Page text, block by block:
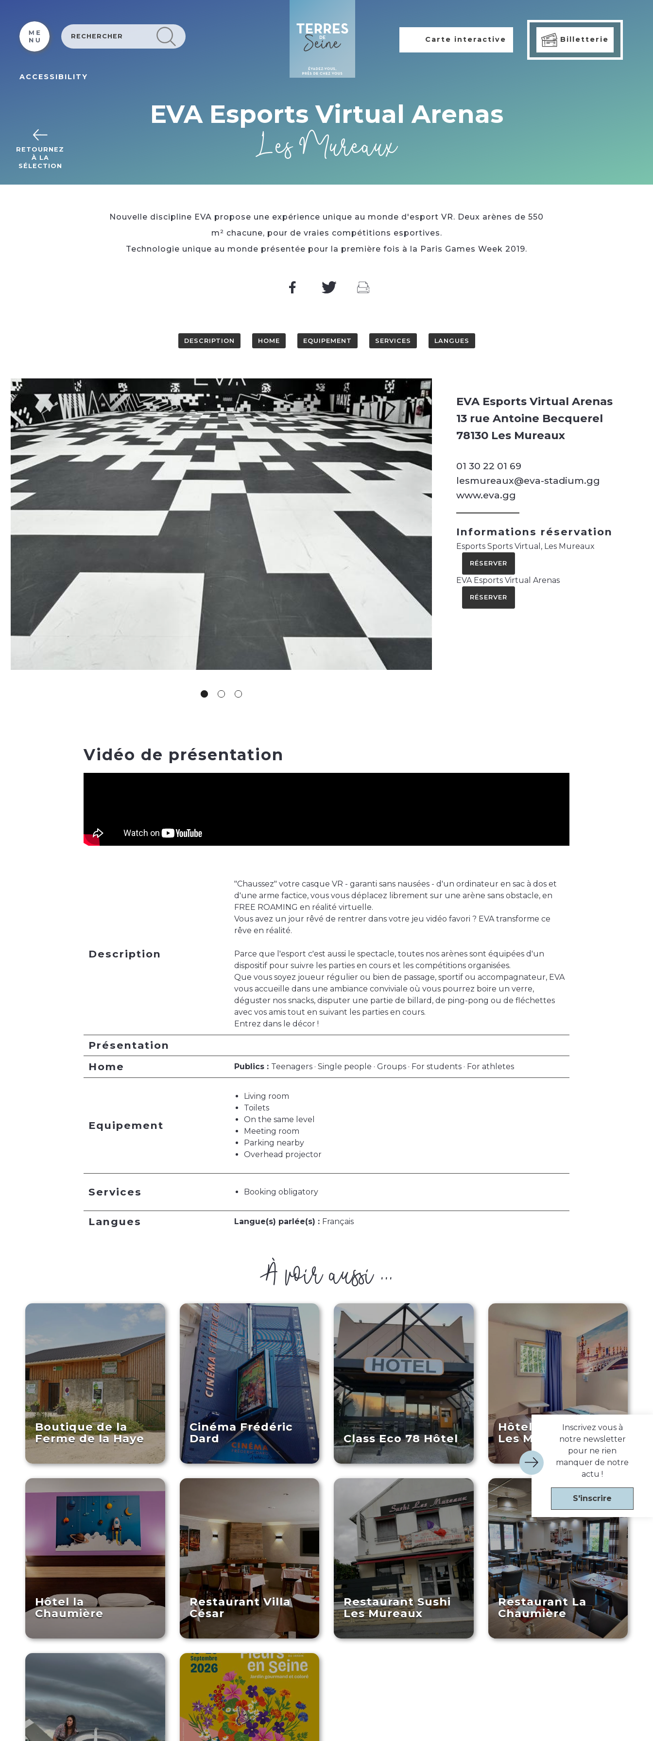
ACCESSIBILITY
Carte interactive Billetterie
RETOURNEZ
À LA
SÉLECTION
EVA Esports Virtual Arenas
Les Mureaux
Nouvelle discipline EVA propose une expérience unique au monde d'esport VR. Deux arènes de 550
m² chacune, pour de vraies compétitions esportives.
Technologie unique au monde présentée pour la première fois à la Paris Games Week 2019.
DESCRIPTION HOME EQUIPEMENT SERVICES LANGUES
EVA Esports Virtual Arenas
13 rue Antoine Becquerel
78130 Les Mureaux
01 30 22 01 69
lesmureaux@eva-stadium.gg
www.eva.gg
Informations réservation
Esports Sports Virtual, Les Mureaux
RÉSERVER
EVA Esports Virtual Arenas
RÉSERVER
Vidéo de présentation
Description
"Chaussez" votre casque VR - garanti sans nausées - d'un ordinateur en sac à dos et
d'une arme factice, vous vous déplacez librement sur une arène sans obstacle, en
FREE ROAMING en réalité virtuelle.
Vous avez un jour rêvé de rentrer dans votre jeu vidéo favori ? EVA transforme ce
rêve en réalité.
Parce que l'esport c'est aussi le spectacle, toutes nos arènes sont équipées d'un
dispositif pour suivre les parties en cours et les compétitions organisées.
Que vous soyez joueur régulier ou bien de passage, sportif ou accompagnateur, EVA
vous accueille dans une ambiance conviviale où vous pourrez boire un verre,
déguster nos snacks, disputer une partie de billard, de ping-pong ou de fléchettes
avec vos amis tout en suivant les parties en cours.
Entrez dans le décor !
Présentation
Home
Publics : Teenagers · Single people · Groups · For students · For athletes
Equipement
Living room
Toilets
On the same level
Meeting room
Parking nearby
Overhead projector
Services Booking obligatory
Langues Langue(s) parlée(s) : Français
À voir aussi ...
Boutique de la
Ferme de la Haye
Cinéma Frédéric
Dard
Class Eco 78 Hôtel
Hôtel Welcomotel
Les Mureaux
Hôtel la
Chaumière
Restaurant Villa
César
Restaurant Sushi
Les Mureaux
Restaurant La
Chaumière
Inscrivez vous à
notre newsletter
pour ne rien
manquer de notre
actu !
S'inscrire